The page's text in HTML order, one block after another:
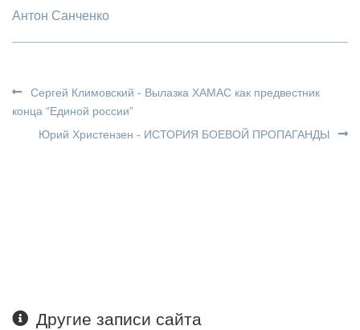
Антон Санченко
Сергей Климовский - Вылазка ХАМАС как предвестник
конца “Единой россии”
Юрий Христензен - ИСТОРИЯ БОЕВОЙ ПРОПАГАНДЫ
Другие записи сайта